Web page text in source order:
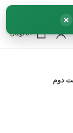
×
/
0 تومان